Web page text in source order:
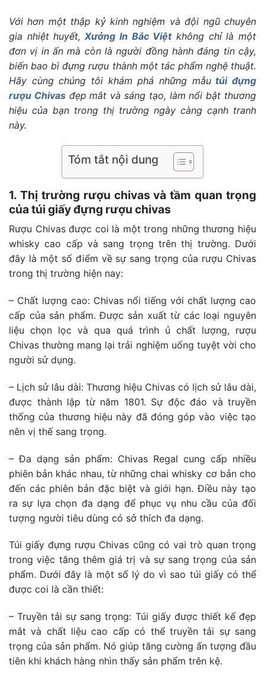
Với hơn một thập kỷ kinh nghiệm và đội ngũ chuyên
gia nhiệt huyết, Xưởng In Bắc Việt không chỉ là một
đơn vị in ấn mà còn là người đồng hành đáng tin cậy,
biến bao bì đựng rượu thành một tác phẩm nghệ thuật.
Hãy cùng chúng tôi khám phá những mẫutúi đựng
rượu Chivasđẹp mắt và sáng tạo, làm nổi bật thương
hiệu của bạn trong thị trường ngày càng cạnh tranh
này.
Tóm tắt nội dung
1. Thị trường rượu chivas và tầm quan trọng
của túi giấy đựng rượu chivas
Rượu Chivas được coi là một trong những thương hiệu
whisky cao cấp và sang trọng trên thị trường. Dưới
đây là một số điểm về sự sang trọng của rượu Chivas
trong thị trường hiện nay:
– Chất lượng cao: Chivas nổi tiếng với chất lượng cao
cấp của sản phẩm. Được sản xuất từ các loại nguyên
liệu chọn lọc và qua quá trình ủ chất lượng, rượu
Chivas thường mang lại trải nghiệm uống tuyệt vời cho
người sử dụng.
– Lịch sử lâu dài: Thương hiệu Chivas có lịch sử lâu dài,
được thành lập từ năm 1801. Sự độc đáo và truyền
thống của thương hiệu này đã đóng góp vào việc tạo
nên vị thế sang trọng.
– Đa dạng sản phẩm: Chivas Regal cung cấp nhiều
phiên bản khác nhau, từ những chai whisky cơ bản cho
đến các phiên bản đặc biệt và giới hạn. Điều này tạo
ra sự lựa chọn đa dạng để phục vụ nhu cầu của đối
tượng người tiêu dùng có sở thích đa dạng.
Túi giấy đựng rượu Chivas cũng có vai trò quan trọng
trong việc tăng thêm giá trị và sự sang trọng của sản
phẩm. Dưới đây là một số lý do vì sao túi giấy có thể
được coi là cần thiết:
– Truyền tải sự sang trọng: Túi giấy được thiết kế đẹp
mắt và chất liệu cao cấp có thể truyền tải sự sang
trọng của sản phẩm. Nó giúp tăng cường ấn tượng đầu
tiên khi khách hàng nhìn thấy sản phẩm trên kệ.